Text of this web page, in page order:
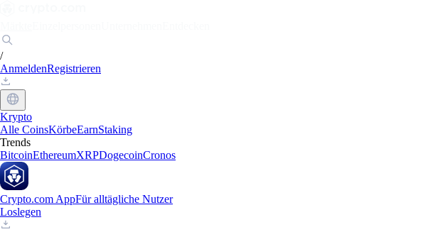
/
AnmeldenRegistrieren
Krypto
Alle CoinsKörbeEarnStaking
Trends
BitcoinEthereumXRPDogecoinCronos
Crypto.com AppFür alltägliche Nutzer
Loslegen